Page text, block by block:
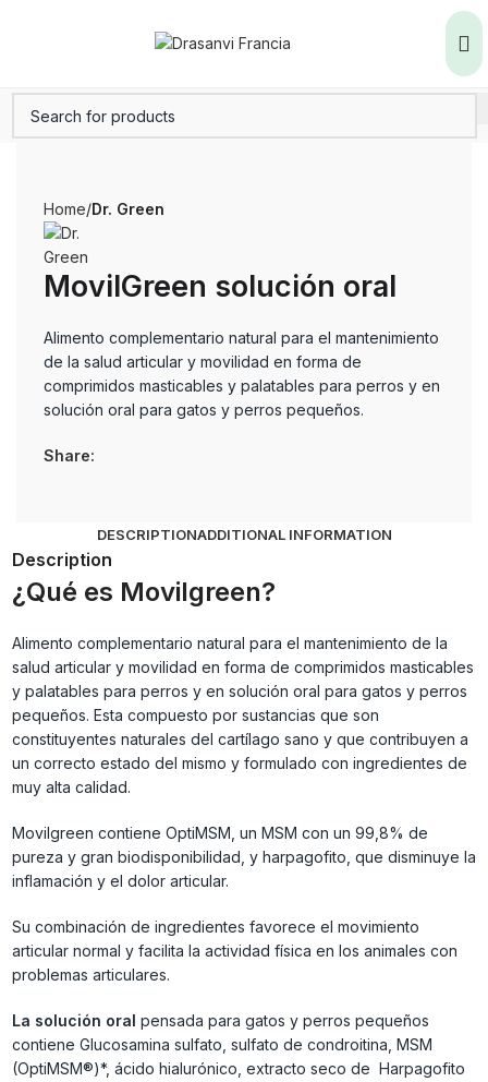
Home Dr. Green
MovilGreen solución oral
Alimento complementario natural para el mantenimiento
de la salud articular y movilidad en forma de
comprimidos masticables y palatables para perros y en
solución oral para gatos y perros pequeños.
Share:
DESCRIPTIONADDITIONAL INFORMATION
Description
¿Qué es Movilgreen?
Alimento complementario natural para el mantenimiento de la
salud articular y movilidad en forma de comprimidos masticables
y palatables para perros y en solución oral para gatos y perros
pequeños. Esta compuesto por sustancias que son
constituyentes naturales del cartílago sano y que contribuyen a
un correcto estado del mismo y formulado con ingredientes de
muy alta calidad.
Movilgreen contiene OptiMSM, un MSM con un 99,8% de
pureza y gran biodisponibilidad, y harpagofito, que disminuye la
inflamación y el dolor articular.
Su combinación de ingredientes favorece el movimiento
articular normal y facilita la actividad física en los animales con
problemas articulares.
La solución oral pensada para gatos y perros pequeños
contiene Glucosamina sulfato, sulfato de condroitina, MSM
(OptiMSM®)*, ácido hialurónico, extracto seco de Harpagofito